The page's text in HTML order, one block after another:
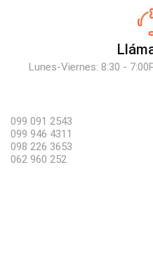
Lunes-Viernes: 8:30 -
099 091 2543
099 946 4311
098 226 3653
062 960 252